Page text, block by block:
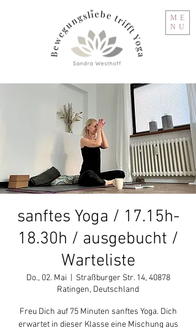
ME
NU
sanftes Yoga / 17.15h-
18.30h / ausgebucht /
Warteliste
Do., 02. Mai
Straßburger Str. 14, 40878
Ratingen, Deutschland
Freu Dich auf 75 Minuten sanftes Yoga. Dich
erwartet in dieser Klasse eine Mischung aus